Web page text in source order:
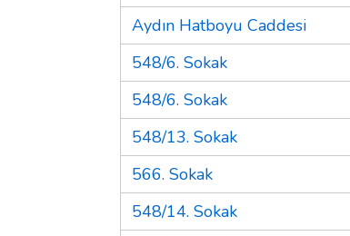
Aydın Hatboyu Caddesi
548/6. Sokak
548/6. Sokak
548/13. Sokak
566. Sokak
548/14. Sokak